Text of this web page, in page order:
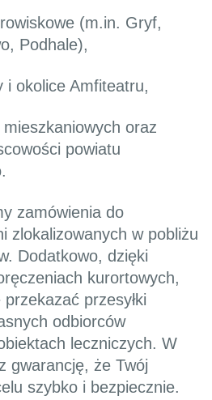
(m.in. Gryf,
Podhale),
i okolice Amfiteatru,
oraz
powiatu
zamówienia do
zlokalizowanych w pobliżu
Dodatkowo, dzięki
kurortowych,
przesyłki
odbiorców
leczniczych. W
gwarancję, że Twój
szybko i bezpiecznie.